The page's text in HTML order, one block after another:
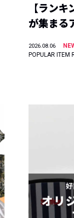
【ラン
が集まる
2026.08.06
POPULAR